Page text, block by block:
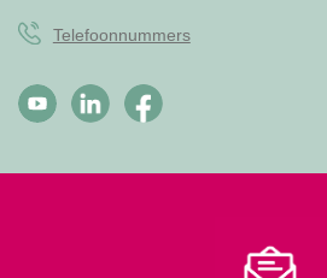
Telefoonnummers